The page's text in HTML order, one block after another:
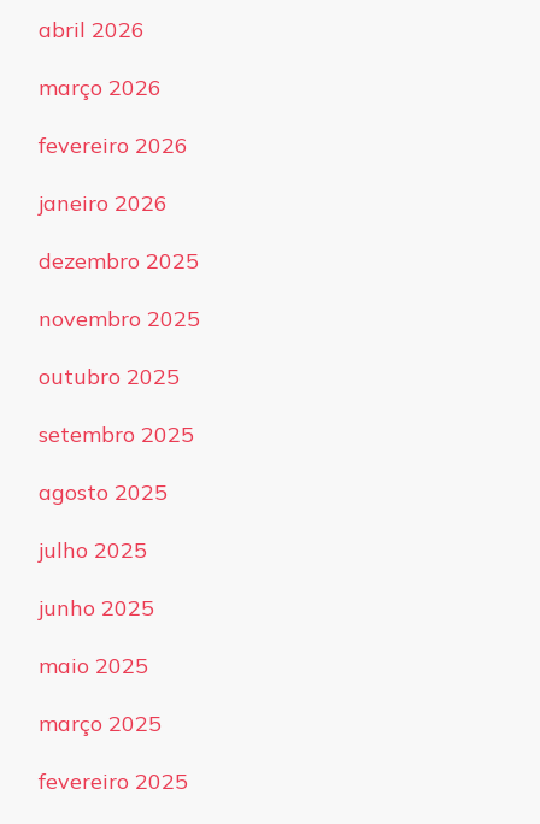
abril 2026
março 2026
fevereiro 2026
janeiro 2026
dezembro 2025
novembro 2025
outubro 2025
setembro 2025
agosto 2025
julho 2025
junho 2025
maio 2025
março 2025
fevereiro 2025